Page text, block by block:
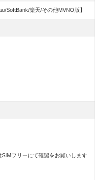
SoftBank/楽天/その他MVNO版】
フリーにて確認をお願いします